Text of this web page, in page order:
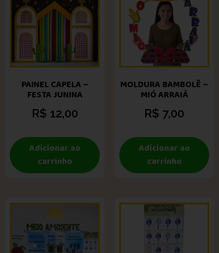
PAINEL CAPELA –
FESTA JUNINA
R$ 12,00
Adicionar ao
carrinho
MOLDURA BAMBOLÊ –
MIÓ ARRAIÁ
R$ 7,00
Adicionar ao
carrinho